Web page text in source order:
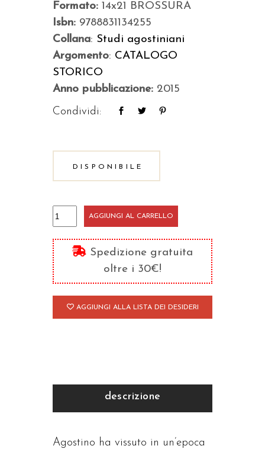
Formato: 14x21 BROSSURA
Isbn: 9788831134255
Collana: Studi agostiniani
Argomento: CATALOGO
STORICO
Anno pubblicazione: 2015
Condividi:
DISPONIBILE
conflitti
religiosi
nella
scena
pubblica
quantità
AGGIUNGI AL CARRELLO
Spedizione gratuita
oltre i 30€!
AGGIUNGI ALLA LISTA DEI DESIDERI
descrizione
Agostino ha vissuto in un’epoca